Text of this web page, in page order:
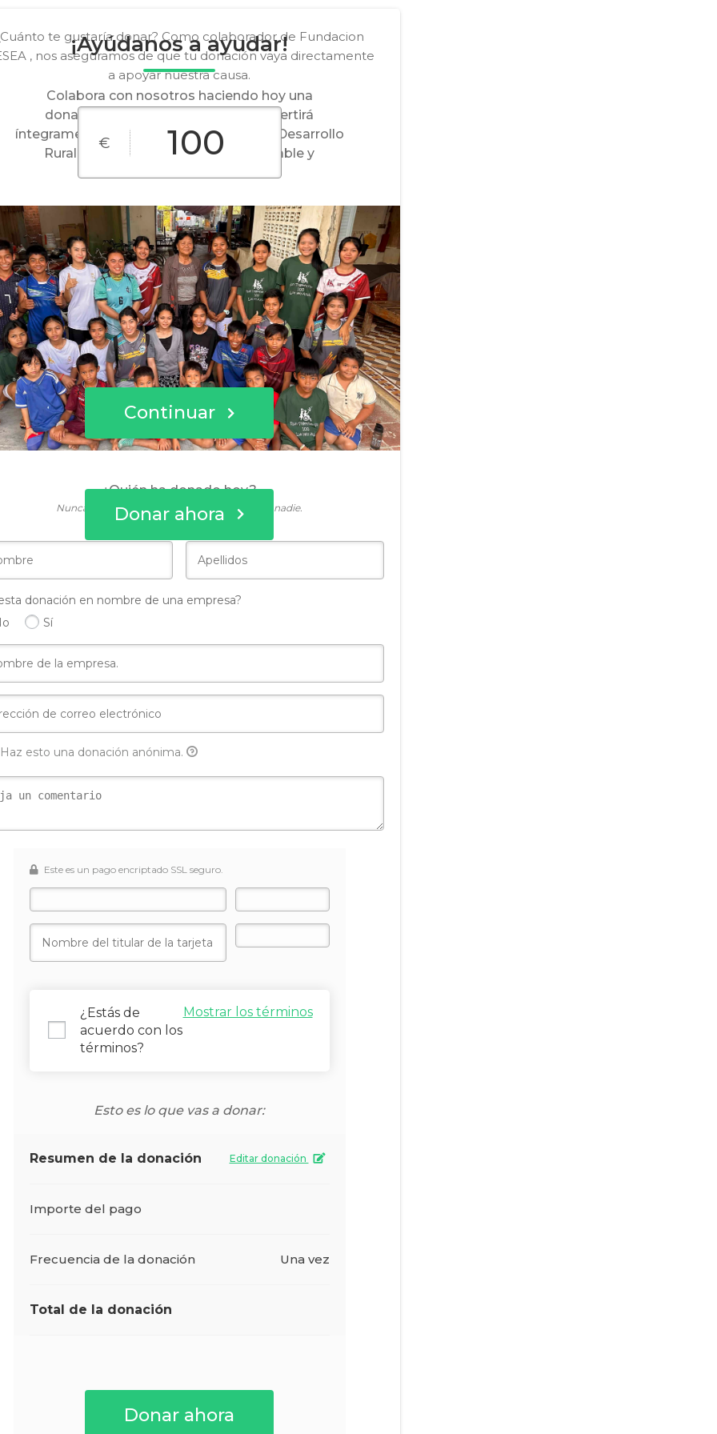
¡Ayúdanos a ayudar!
Colabora con nosotros haciendo hoy una
donación. El dinero que dones se invertirá
íntegramente en nuestros proyectos de Desarrollo
Rural, Protección a Población Vulnerable y
Donar ahora
te gustaría donar? Como colaborador de Fundacion
, nos aseguramos de que tu donación vaya directamente
a apoyar nuestra causa.
€
€10 €25 €50
€100 €250
Cantidad
personalizada
Continuar
¿Quién ha donado hoy?
Nunca compartiremos esta información con nadie.
donación en nombre de una empresa?
Sí
Haz esto una donación anónima.
Este es un pago encriptado SSL seguro.
Mostrar los términos
¿Estás de
acuerdo con los
términos?
Esto es lo que vas a donar:
Resumen de la donación Editar donación
Importe del pago
Frecuencia de la donación Una vez
Total de la donación